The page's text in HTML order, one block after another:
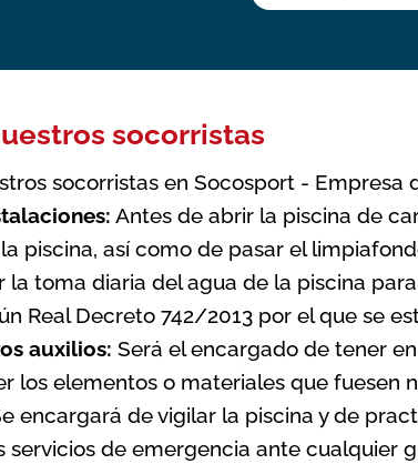
socorristas
socorristas en Socosport - Empresa
Antes de abrir la piscina de
piscina, así como de pasar el
la toma diaria del agua de la piscina
Real Decreto 742/2013 por el que se
auxilios: Será el encargado de tener
los elementos o materiales que fuesen
encargará de vigilar la piscina y de
servicios de emergencia ante cualquier